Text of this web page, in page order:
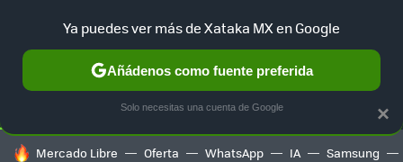
SELECCIÓN GAMING HOME AUTO TERRITORIO
HOY SE HABLA DE
Mercado Libre Oferta WhatsApp IA Samsung
×
Ya puedes ver más de Xataka MX en Google
Añádenos como fuente preferida
Solo necesitas una cuenta de Google